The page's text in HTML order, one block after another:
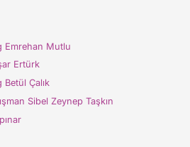
Emrehan Mutlu
Ertürk
Çalık
Sibel Zeynep Taşkın